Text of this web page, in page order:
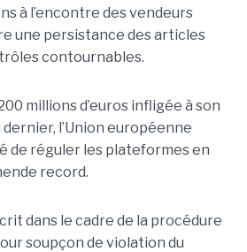
à l’encontre des vendeurs
une persistance des articles
contournables.
millions d’euros infligée à son
l’Union européenne
de réguler les plateformes en
record.
dans le cadre de la procédure
soupçon de violation du